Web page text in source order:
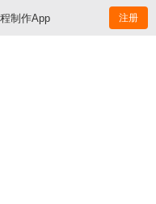
制作App 注册